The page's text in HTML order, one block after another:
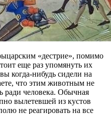
«дестрие», помимо
еще раз упомянуть их
когда-нибудь сидели на
что этим животным не
ради человека. Обычная
вылетевшей из кустов
не реагировать на все